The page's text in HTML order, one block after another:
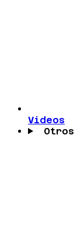
Videos
Otros